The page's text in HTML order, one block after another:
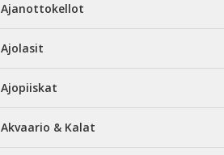
Ajanottokellot
Ajolasit
Ajopiiskat
Akvaario & Kalat